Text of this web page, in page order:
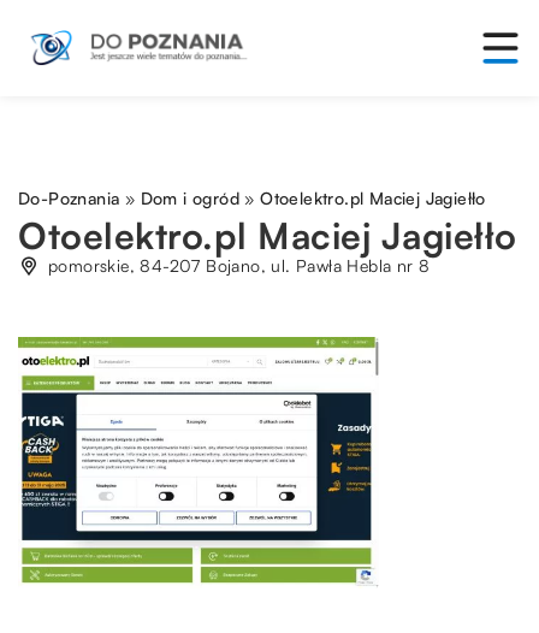
Do-Poznania » Dom i ogród »Otoelektro.pl Maciej Jagiełło
Otoelektro.pl Maciej Jagiełło
pomorskie, 84-207 Bojano, ul. Pawła Hebla nr 8